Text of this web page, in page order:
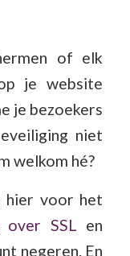
of elk
je website
je bezoekers
niet
welkom hé?
hier voor het
over SSL en
negeren. En